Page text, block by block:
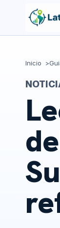
Inicio